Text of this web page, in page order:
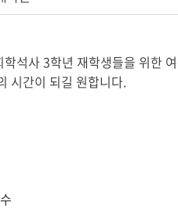
석사 3학년 재학생들을 위한
시간이 되길 원합니다.